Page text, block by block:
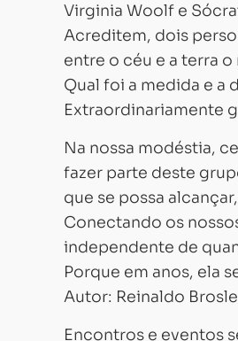
Virginia Woolf e
Acreditem, dois
entre o céu e a terra
Qual foi a medida e a
Extraordinariamente
Na nossa modéstia,
fazer parte deste
que se possa
Conectando os
independente de
Porque em anos, ela
Autor: Reinaldo
Encontros e eventos